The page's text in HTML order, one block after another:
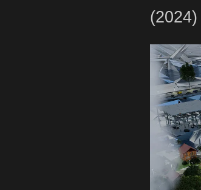
(2024)